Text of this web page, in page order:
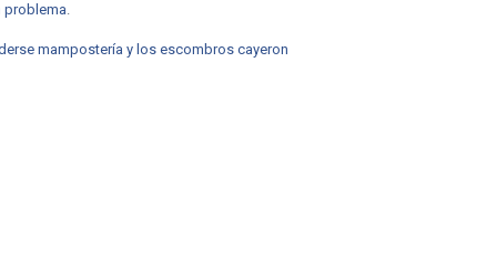
problema.
mampostería y los escombros cayeron